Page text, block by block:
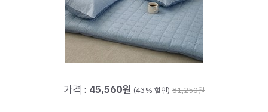
가격 : 45,560원 (43% 할인) 81,250원